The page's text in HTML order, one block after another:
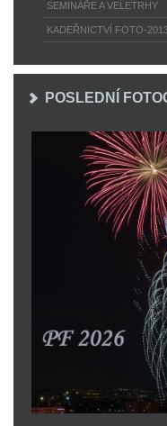
SEMINÁŘE A VELETRHY
KADEŘNICTVÍ FOTO-
POSLEDNÍ